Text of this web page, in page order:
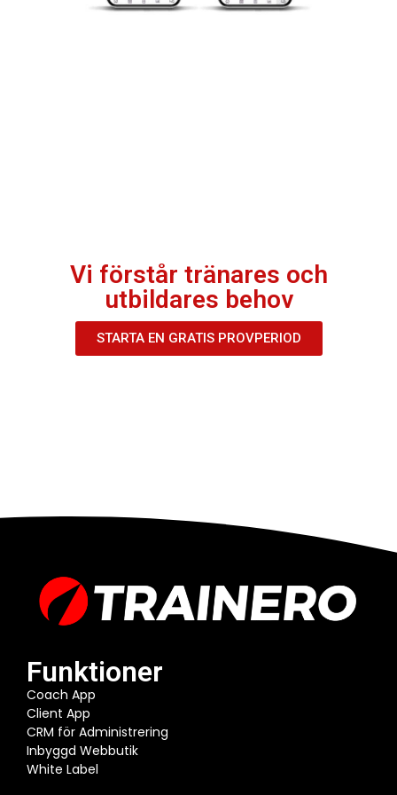
Vi förstår tränares och
utbildares behov
STARTA EN GRATIS PROVPERIOD
Funktioner
Coach App
Client App
CRM för Administrering
Inbyggd Webbutik
White Label